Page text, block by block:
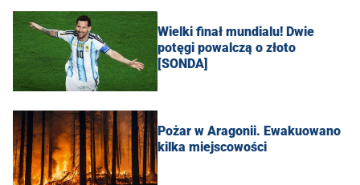
Wielki finał mundialu! Dwie
potęgi powalczą o złoto
[SONDA]
Pożar w Aragonii. Ewakuowano
kilka miejscowości